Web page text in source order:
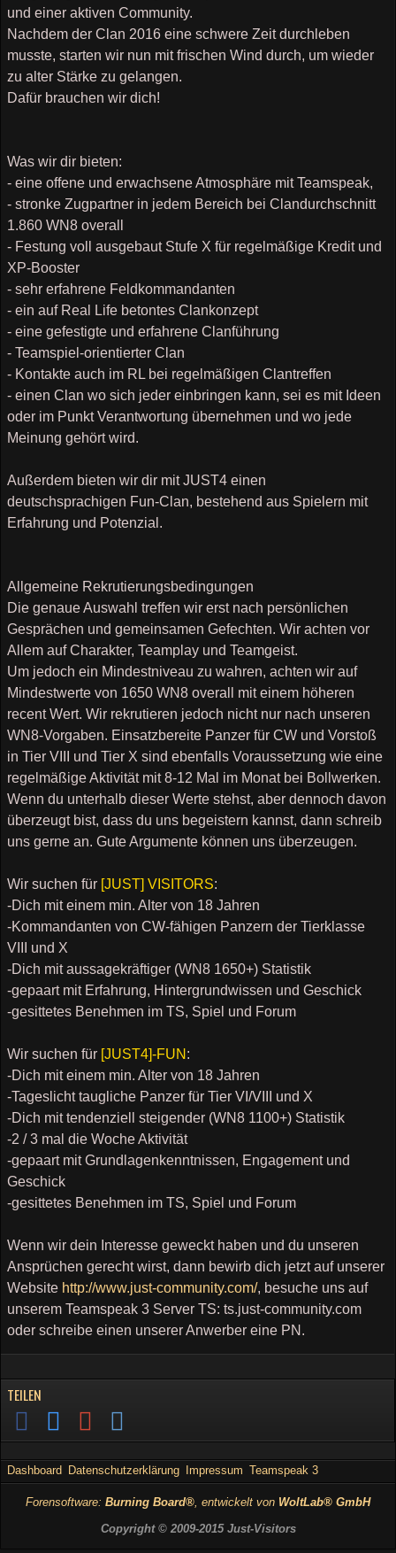
und einer aktiven Community.
Nachdem der Clan 2016 eine schwere Zeit durchleben
musste, starten wir nun mit frischen Wind durch, um wieder
zu alter Stärke zu gelangen.
Dafür brauchen wir dich!
Was wir dir bieten:
- eine offene und erwachsene Atmosphäre mit Teamspeak,
- stronke Zugpartner in jedem Bereich bei Clandurchschnitt
1.860 WN8 overall
- Festung voll ausgebaut Stufe X für regelmäßige Kredit und
XP-Booster
- sehr erfahrene Feldkommandanten
- ein auf Real Life betontes Clankonzept
- eine gefestigte und erfahrene Clanführung
- Teamspiel-orientierter Clan
- Kontakte auch im RL bei regelmäßigen Clantreffen
- einen Clan wo sich jeder einbringen kann, sei es mit Ideen
oder im Punkt Verantwortung übernehmen und wo jede
Meinung gehört wird.
Außerdem bieten wir dir mit JUST4 einen
deutschsprachigen Fun-Clan, bestehend aus Spielern mit
Erfahrung und Potenzial.
Allgemeine Rekrutierungsbedingungen
Die genaue Auswahl treffen wir erst nach persönlichen
Gesprächen und gemeinsamen Gefechten. Wir achten vor
Allem auf Charakter, Teamplay und Teamgeist.
Um jedoch ein Mindestniveau zu wahren, achten wir auf
Mindestwerte von 1650 WN8 overall mit einem höheren
recent Wert. Wir rekrutieren jedoch nicht nur nach unseren
WN8-Vorgaben. Einsatzbereite Panzer für CW und Vorstoß
in Tier VIII und Tier X sind ebenfalls Voraussetzung wie eine
regelmäßige Aktivität mit 8-12 Mal im Monat bei Bollwerken.
Wenn du unterhalb dieser Werte stehst, aber dennoch davon
überzeugt bist, dass du uns begeistern kannst, dann schreib
uns gerne an. Gute Argumente können uns überzeugen.
Wir suchen für [JUST] VISITORS:
-Dich mit einem min. Alter von 18 Jahren
-Kommandanten von CW-fähigen Panzern der Tierklasse
VIII und X
-Dich mit aussagekräftiger (WN8 1650+) Statistik
-gepaart mit Erfahrung, Hintergrundwissen und Geschick
-gesittetes Benehmen im TS, Spiel und Forum
Wir suchen für [JUST4]-FUN :
-Dich mit einem min. Alter von 18 Jahren
-Tageslicht taugliche Panzer für Tier VI/VIII und X
-Dich mit tendenziell steigender (WN8 1100+) Statistik
-2 / 3 mal die Woche Aktivität
-gepaart mit Grundlagenkenntnissen, Engagement und
Geschick
-gesittetes Benehmen im TS, Spiel und Forum
Wenn wir dein Interesse geweckt haben und du unseren
Ansprüchen gerecht wirst, dann bewirb dich jetzt auf unserer
Website http://www.just-community.com/, besuche uns auf
unserem Teamspeak 3 Server TS: ts.just-community.com
oder schreibe einen unserer Anwerber eine PN.
TEILEN
Dashboard Datenschutzerklärung Impressum Teamspeak 3
Forensoftware: Burning Board®, entwickelt von WoltLab® GmbH
Copyright © 2009-2015 Just-Visitors